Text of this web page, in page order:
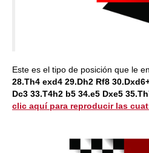
Este es el tipo de posición que le
28.Th4 exd4 29.Dh2 Rf8
Dc3 33.T4h2 b5 34.e5 Dxe5
clic aquí para reproducir las